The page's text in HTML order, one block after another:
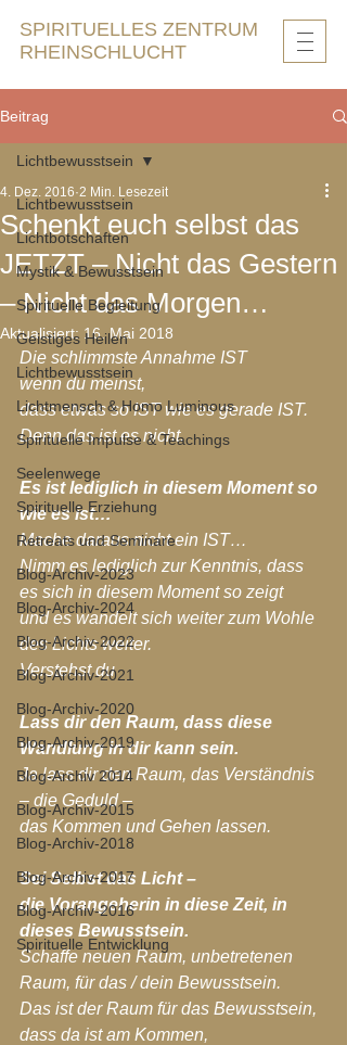
SPIRITUELLES ZENTRUM
RHEINSCHLUCHT
Beitrag
Lichtbewusstsein
Lichtbotschaften
Mystik & Bewusstsein
Spirituelle Begleitung
Geistiges Heilen
Lichtbewusstsein
Lichtmensch & Homo Luminous
Spirituelle Impulse & Teachings
Seelenwege
Spirituelle Erziehung
Retreats und Seminare
Blog-Archiv-2023
Blog-Archiv-2024
Blog-Archiv-2022
Blog-Archiv-2021
Blog-Archiv-2020
Blog-Archiv-2019
Blog-Archiv 2014
Blog-Archiv-2015
Blog-Archiv-2018
Blog-Archiv-2017
Blog-Archiv-2016
Spirituelle Entwicklung
Lichtbewusstsein
Schenkt euch selbst das
JETZT – Nicht das Gestern
– Nicht das Morgen…
4. Dez. 2016 2 Min. Lesezeit
Aktualisiert: 16. Mai 2018
Die schlimmste Annahme IST
wenn du meinst,
dass etwas so IST wie es gerade IST.
Denn das ist es nicht.
Es ist lediglich in diesem Moment so
wie es ist…
Mache daraus nicht ein IST…
Nimm es lediglich zur Kenntnis, dass
es sich in diesem Moment so zeigt
und es wandelt sich weiter zum Wohle
des Lichts weiter.
Verstehst du
Lass dir den Raum, dass diese
Wandlung in dir kann sein.
Ja lass dir den Raum, das Verständnis
– die Geduld –
das Kommen und Gehen lassen.
Sei Selbst das Licht –
die Vorangeherin in diese Zeit, in
dieses Bewusstsein.
Schaffe neuen Raum, unbetretenen
Raum, für das / dein Bewusstsein.
Das ist der Raum für das Bewusstsein,
dass da ist am Kommen,